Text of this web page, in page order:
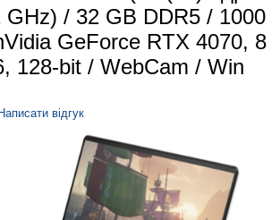
GHz) / 32 GB DDR5 / 1000
GeForce RTX 4070, 8
128-bit / WebCam / Win
Написати відгук